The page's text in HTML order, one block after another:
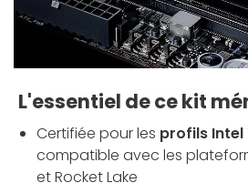
L'essentiel de ce kit
Certifiée pour les profils Intel
compatible avec les
et Rocket Lake